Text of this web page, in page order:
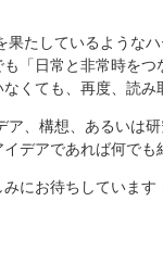
たしているような
「日常と非常時を
くても、再度、読
、構想、あるいは
デアであれば何で
にお待ちしています